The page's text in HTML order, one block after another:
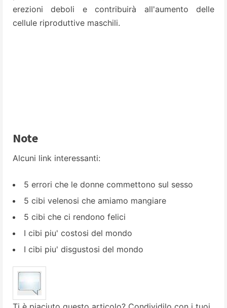
erezioni deboli e contribuirà all'aumento delle
cellule riproduttive maschili.
Note
Alcuni link interessanti:
5 errori che le donne commettono sul sesso
5 cibi velenosi che amiamo mangiare
5 cibi che ci rendono felici
I cibi piu' costosi del mondo
I cibi piu' disgustosi del mondo